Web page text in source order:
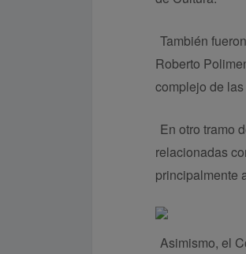
También
Roberto
complejo de
En otro tramo
relacionadas
principalmente
Asimismo, el